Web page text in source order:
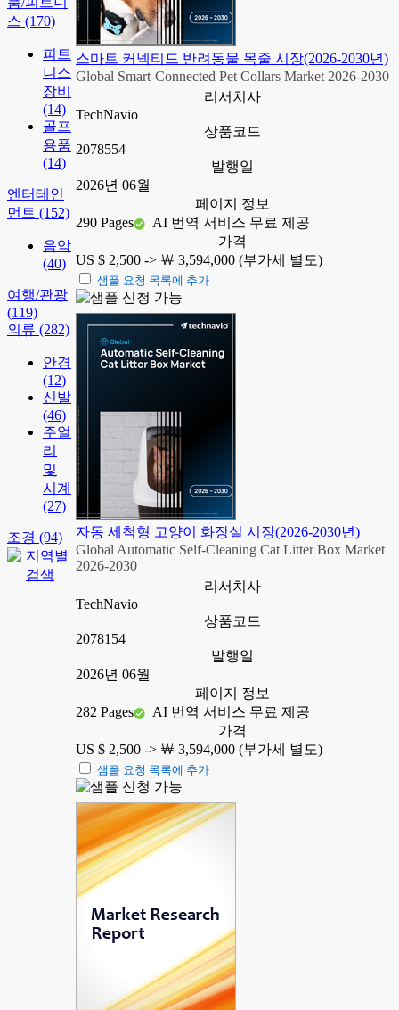
스 (170)
피트
니스
장비
(14)
골프
용품
(14)
엔터테인
먼트 (152)
음악
(40)
여행/관광
(119)
의류 (282)
안경
(12)
신발
(46)
주얼
리
및
시계
(27)
조경 (94)
스마트 커넥티드 반려동물 목줄 시장(2026-2030년)
Global Smart-Connected Pet Collars Market 2026-2030
리서치사
TechNavio
상품코드
2078554
발행일
2026년 06월
페이지 정보
290 Pages
AI 번역 서비스 무료 제공
가격
US $ 2,500 -> ￦ 3,594,000 (부가세 별도)
샘플 요청 목록에 추가
자동 세척형 고양이 화장실 시장(2026-2030년)
Global Automatic Self-Cleaning Cat Litter Box Market
2026-2030
리서치사
TechNavio
상품코드
2078154
발행일
2026년 06월
페이지 정보
282 Pages
AI 번역 서비스 무료 제공
가격
US $ 2,500 -> ￦ 3,594,000 (부가세 별도)
샘플 요청 목록에 추가